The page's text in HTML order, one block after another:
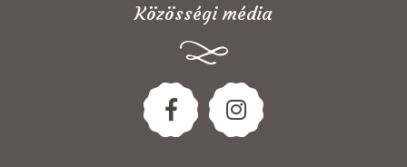
Közösségi média